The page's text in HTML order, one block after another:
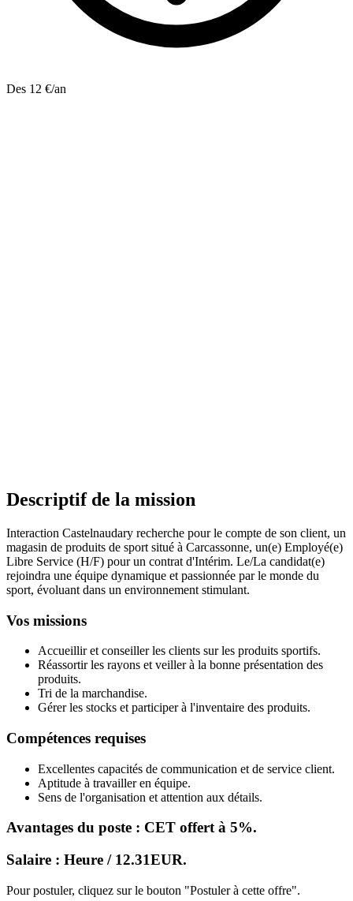
Des 12 €/an
Descriptif de la mission
Interaction Castelnaudary recherche pour le compte de son client, un
magasin de produits de sport situé à Carcassonne, un(e) Employé(e)
Libre Service (H/F) pour un contrat d'Intérim. Le/La candidat(e)
rejoindra une équipe dynamique et passionnée par le monde du
sport, évoluant dans un environnement stimulant.
Vos missions
Accueillir et conseiller les clients sur les produits sportifs.
Réassortir les rayons et veiller à la bonne présentation des
produits.
Tri de la marchandise.
Gérer les stocks et participer à l'inventaire des produits.
Compétences requises
Excellentes capacités de communication et de service client.
Aptitude à travailler en équipe.
Sens de l'organisation et attention aux détails.
Avantages du poste : CET offert à 5%.
Salaire : Heure / 12.31EUR.
Pour postuler, cliquez sur le bouton "Postuler à cette offre".